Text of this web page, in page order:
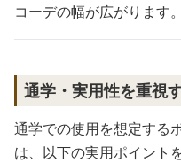
コーデの幅が広がります。
通学・実用性を重視
通学での使用を想定する
は、以下の実用ポイント